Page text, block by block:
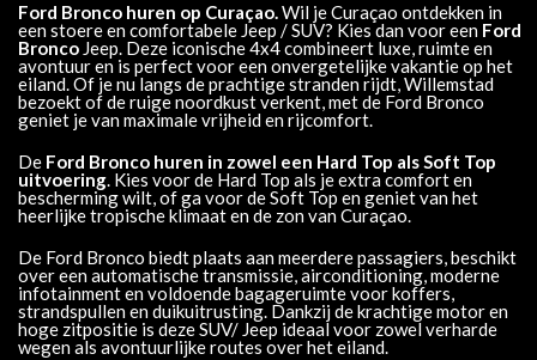
Ford Bronco huren op Curaçao.Wil je Curaçao ontdekken in
een stoere en comfortabele Jeep / SUV? Kies dan voor een Ford
Bronco Jeep. Deze iconische 4x4 combineert luxe, ruimte en
avontuur en is perfect voor een onvergetelijke vakantie op het
eiland. Of je nu langs de prachtige stranden rijdt, Willemstad
bezoekt of de ruige noordkust verkent, met de Ford Bronco
geniet je van maximale vrijheid en rijcomfort.
De Ford Bronco huren in zowel een Hard Top als Soft Top
uitvoering. Kies voor de Hard Top als je extra comfort en
bescherming wilt, of ga voor de Soft Top en geniet van het
heerlijke tropische klimaat en de zon van Curaçao.
De Ford Bronco biedt plaats aan meerdere passagiers, beschikt
over een automatische transmissie, airconditioning, moderne
infotainment en voldoende bagageruimte voor koffers,
strandspullen en duikuitrusting. Dankzij de krachtige motor en
hoge zitpositie is deze SUV/ Jeep ideaal voor zowel verharde
wegen als avontuurlijke routes over het eiland.